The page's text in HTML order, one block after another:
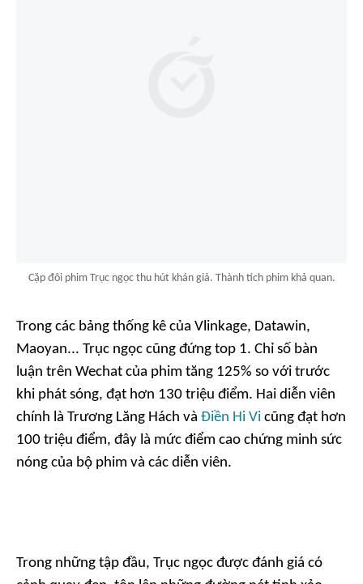
Cặp đôi phim Trục ngọc thu hút khán giả. Thành tích phim khả quan.
Trong các bảng thống kê của Vlinkage, Datawin,
Maoyan... Trục ngọc cũng đứng top 1. Chỉ số bàn
luận trên Wechat của phim tăng 125% so với trước
khi phát sóng, đạt hơn 130 triệu điểm. Hai diễn viên
chính là Trương Lăng Hách và Điền Hi Vi cũng đạt hơn
100 triệu điểm, đây là mức điểm cao chứng minh sức
nóng của bộ phim và các diễn viên.
Trong những tập đầu, Trục ngọc được đánh giá có